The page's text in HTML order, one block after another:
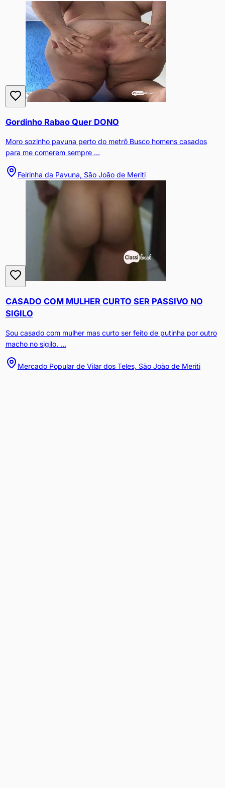
Gordinho Rabao Quer DONO
Moro sozinho pavuna perto do metrô Busco homens casados
para me comerem sempre ...
Feirinha da Pavuna, São João de Meriti
CASADO COM MULHER CURTO SER PASSIVO NO
SIGILO
Sou casado com mulher mas curto ser feito de putinha por outro
macho no sigilo. ...
Mercado Popular de Vilar dos Teles, São João de Meriti